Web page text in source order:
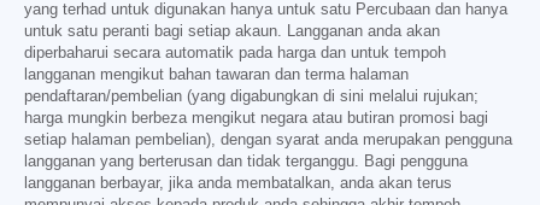
yang terhad untuk digunakan hanya untuk satu Percubaan dan hanya
untuk satu peranti bagi setiap akaun. Langganan anda akan
diperbaharui secara automatik pada harga dan untuk tempoh
langganan mengikut bahan tawaran dan terma halaman
pendaftaran/pembelian (yang digabungkan di sini melalui rujukan;
harga mungkin berbeza mengikut negara atau butiran promosi bagi
setiap halaman pembelian), dengan syarat anda merupakan pengguna
langganan yang berterusan dan tidak terganggu. Bagi pengguna
langganan berbayar, jika anda membatalkan, anda akan terus